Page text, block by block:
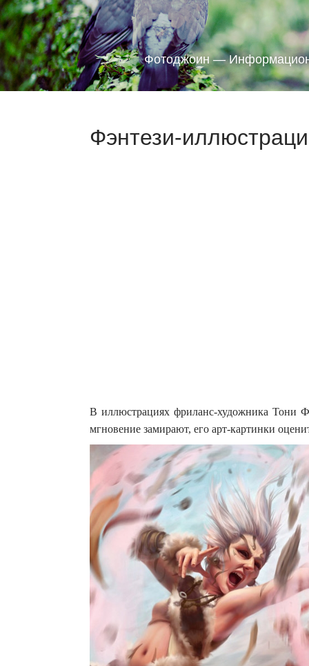
Фотоджоин —
Фэнтези-
В иллюстрациях фриланс-художника Тони
мгновение замирают, его арт-картинки